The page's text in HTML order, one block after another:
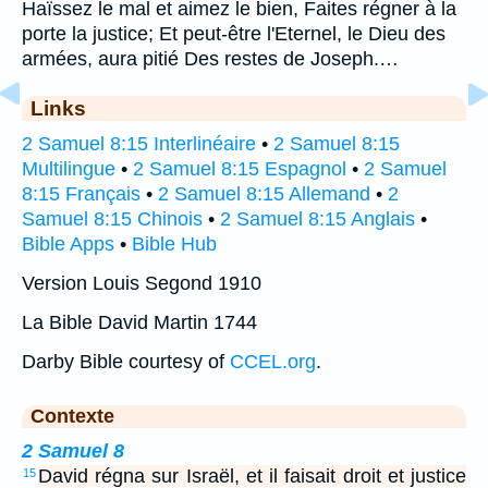
Haïssez le mal et aimez le bien, Faites régner à la
porte la justice; Et peut-être l'Eternel, le Dieu des
armées, aura pitié Des restes de Joseph.…
Links
2 Samuel 8:15 Interlinéaire • 2 Samuel 8:15
Multilingue • 2 Samuel 8:15 Espagnol • 2 Samuel
8:15 Français • 2 Samuel 8:15 Allemand • 2
Samuel 8:15 Chinois • 2 Samuel 8:15 Anglais •
Bible Apps • Bible Hub
Version Louis Segond 1910
La Bible David Martin 1744
Darby Bible courtesy of CCEL.org.
Contexte
2 Samuel 8
15 David régna sur Israël, et il faisait droit et justice